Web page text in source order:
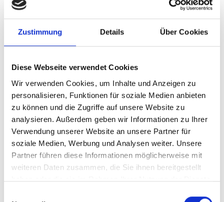
Zustimmung Details Über Cookies
Diese Webseite verwendet Cookies
Wir verwenden Cookies, um Inhalte und Anzeigen zu
personalisieren, Funktionen für soziale Medien anbieten
zu können und die Zugriffe auf unsere Website zu
analysieren. Außerdem geben wir Informationen zu Ihrer
Verwendung unserer Website an unsere Partner für
soziale Medien, Werbung und Analysen weiter. Unsere
Partner führen diese Informationen möglicherweise mit
weiteren Daten zusammen, die Sie ihnen bereitgestellt
haben oder die sie im Rahmen Ihrer Nutzung der Dienste
wie der Inhalt selbst. Jeder Prüfer hat
eigene Erwartungen, und unsere
Schulung ist so konzipiert, dass sie dir
deiner individuellen Vorlage zeigt,
anstatt eine Einheitslösung zu bieten.
Der Prozess des wissenschaftlichen
Schreibens kann ohne das richtige
Wissen eine große Herausforderung
darstellen. Jedoch, ausgestattet mit
denTechniken und Strategiendieses
Kurses, wird die Formatierung deiner